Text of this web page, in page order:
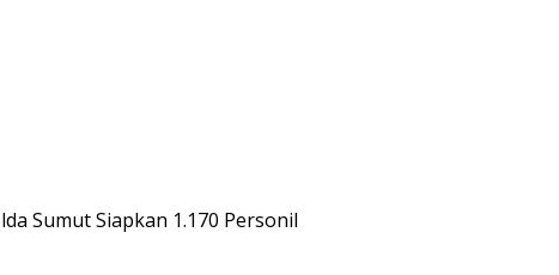
Sumut Siapkan 1.170 Personil